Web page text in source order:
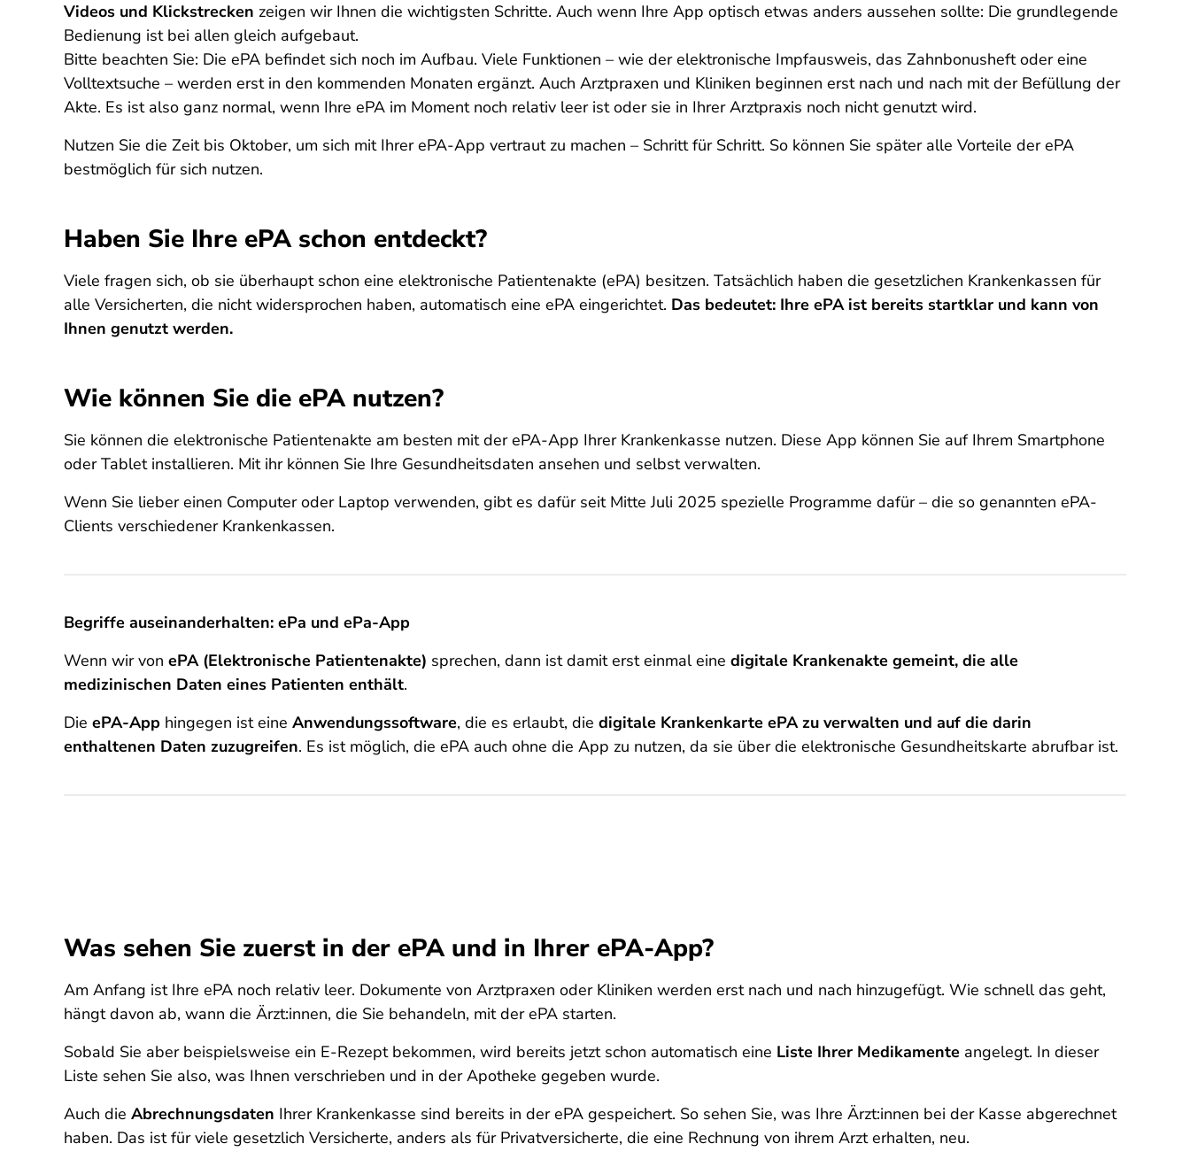
Videos und Klickstrecken zeigen wir Ihnen die wichtigsten Schritte. Auch wenn Ihre App optisch etwas anders aussehen sollte: Die grundlegende
Bedienung ist bei allen gleich aufgebaut.
Bitte beachten Sie: Die ePA befindet sich noch im Aufbau. Viele Funktionen – wie der elektronische Impfausweis, das Zahnbonusheft oder eine
Volltextsuche – werden erst in den kommenden Monaten ergänzt. Auch Arztpraxen und Kliniken beginnen erst nach und nach mit der Befüllung der
Akte. Es ist also ganz normal, wenn Ihre ePA im Moment noch relativ leer ist oder sie in Ihrer Arztpraxis noch nicht genutzt wird.
Nutzen Sie die Zeit bis Oktober, um sich mit Ihrer ePA-App vertraut zu machen – Schritt für Schritt. So können Sie später alle Vorteile der ePA
bestmöglich für sich nutzen.
Haben Sie Ihre ePA schon entdeckt?
Viele fragen sich, ob sie überhaupt schon eine elektronische Patientenakte (ePA) besitzen. Tatsächlich haben die gesetzlichen Krankenkassen für
alle Versicherten, die nicht widersprochen haben, automatisch eine ePA eingerichtet. Das bedeutet: Ihre ePA ist bereits startklar und kann von
Ihnen genutzt werden.
Wie können Sie die ePA nutzen?
Sie können die elektronische Patientenakte am besten mit der ePA-App Ihrer Krankenkasse nutzen. Diese App können Sie auf Ihrem Smartphone
oder Tablet installieren. Mit ihr können Sie Ihre Gesundheitsdaten ansehen und selbst verwalten.
Wenn Sie lieber einen Computer oder Laptop verwenden, gibt es dafür seit Mitte Juli 2025 spezielle Programme dafür – die so genannten ePA-
Clients verschiedener Krankenkassen.
Begriffe auseinanderhalten: ePa und ePa-App
Wenn wir von ePA (Elektronische Patientenakte) sprechen, dann ist damit erst einmal eine digitale Krankenakte gemeint, die alle
medizinischen Daten eines Patienten enthält.
Die ePA-App hingegen ist eine Anwendungssoftware, die es erlaubt, die digitale Krankenkarte ePA zu verwalten und auf die darin
enthaltenen Daten zuzugreifen. Es ist möglich, die ePA auch ohne die App zu nutzen, da sie über die elektronische Gesundheitskarte abrufbar ist.
Was sehen Sie zuerst in der ePA und in Ihrer ePA-App?
Am Anfang ist Ihre ePA noch relativ leer. Dokumente von Arztpraxen oder Kliniken werden erst nach und nach hinzugefügt. Wie schnell das geht,
hängt davon ab, wann die Ärzt:innen, die Sie behandeln, mit der ePA starten.
Sobald Sie aber beispielsweise ein E-Rezept bekommen, wird bereits jetzt schon automatisch eine Liste Ihrer Medikamente angelegt. In dieser
Liste sehen Sie also, was Ihnen verschrieben und in der Apotheke gegeben wurde.
Auch die Abrechnungsdaten Ihrer Krankenkasse sind bereits in der ePA gespeichert. So sehen Sie, was Ihre Ärzt:innen bei der Kasse abgerechnet
haben. Das ist für viele gesetzlich Versicherte, anders als für Privatversicherte, die eine Rechnung von ihrem Arzt erhalten, neu.